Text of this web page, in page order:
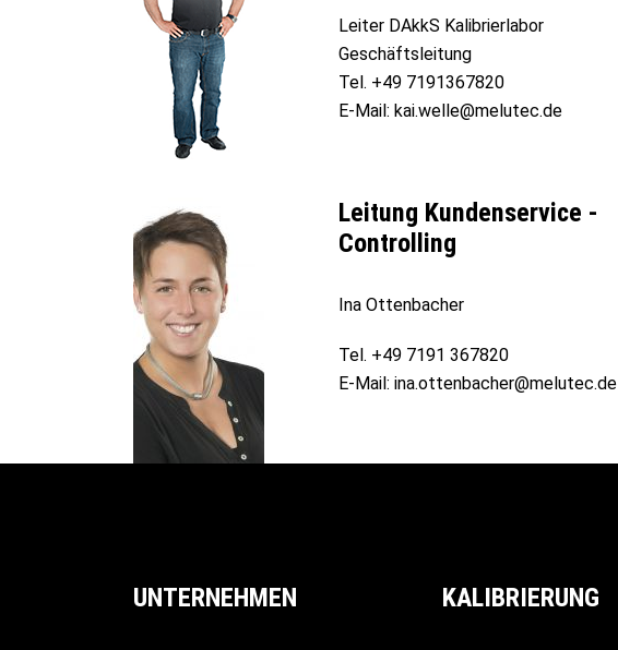
Leiter DAkkS Kalibrierlabor
Geschäftsleitung
Tel. +49 7191367820
E-Mail: kai.welle@melutec.de
Leitung Kundenservice -
Controlling
Ina Ottenbacher
Tel. +49 7191 367820
E-Mail: ina.ottenbacher@melutec.de
UNTERNEHMEN KALIBRIERUNG